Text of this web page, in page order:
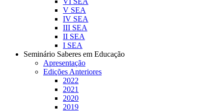
V SEA
IV SEA
III SEA
II SEA
I SEA
Seminário Saberes em Educação
Apresentação
Edições Anteriores
2022
2021
2020
2019